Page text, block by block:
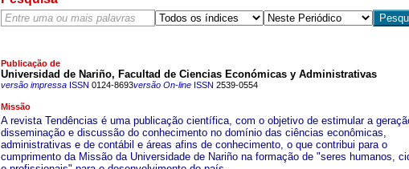
Publicação de
Universidad de Nariño, Facultad de Ciencias Económicas y Administrativas
versão impressaISSN 0124-8693versão On-lineISSN 2539-0554
Missão
A revista Tendências é uma publicação científica, com o objetivo de estimular a
disseminação e discussão do conhecimento no domínio das ciências econômicas,
administrativas e de contábil e áreas afins de conhecimento, o que contribui para o
cumprimento da Missão da Universidade de Nariño na formação de "seres humanos,